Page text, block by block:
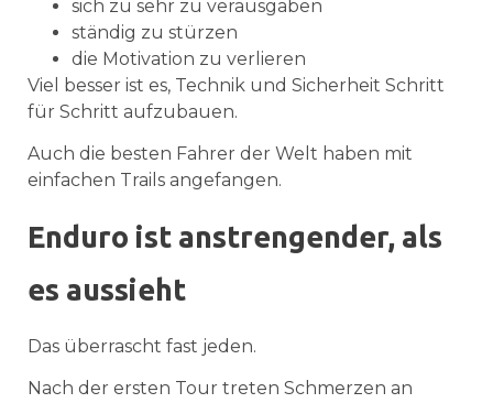
sich zu sehr zu verausgaben
ständig zu stürzen
die Motivation zu verlieren
Viel besser ist es, Technik und Sicherheit Schritt
für Schritt aufzubauen.
Auch die besten Fahrer der Welt haben mit
einfachen Trails angefangen.
Enduro ist anstrengender, als
es aussieht
Das überrascht fast jeden.
Nach der ersten Tour treten Schmerzen an